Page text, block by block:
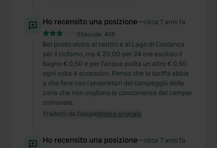
Ho recensito una posizione—circa 7 anni fa
Sitecode: 409
Bel posto vicino al centro e al Lago di Costanza
per il ciclismo, ma € 20,00 per 24 ore escluso il
bagno € 0,50 e per l'acqua pulita un altro € 0,50
ogni volta è eccessivo. Penso che la tariffa abbia
a che fare con i proprietari del campeggio della
zona che non vogliono la concorrenza del camper
comunale.
Tradotto da GoogleMostra originale
Ho recensito una posizione—circa 7 anni fa